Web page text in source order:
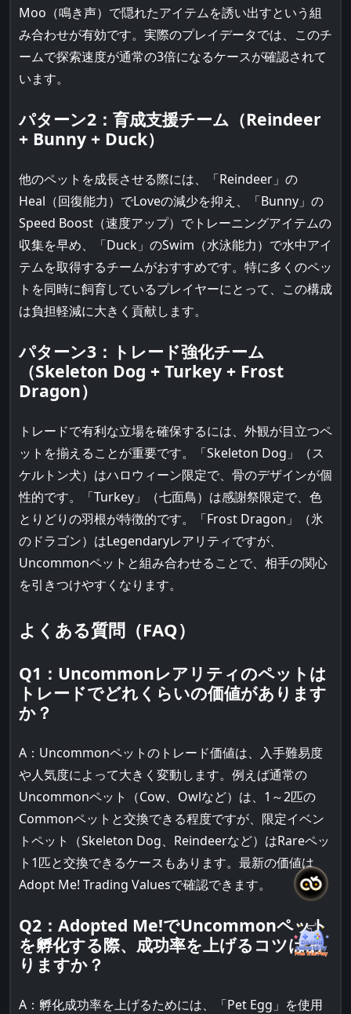
Moo（鳴き声）で隠れたアイテムを誘い出すという組
み合わせが有効です。実際のプレイデータでは、このチ
ームで探索速度が通常の3倍になるケースが確認されて
います。
パターン2：育成支援チーム（Reindeer
+ Bunny + Duck）
他のペットを成長させる際には、「Reindeer」の
Heal（回復能力）でLoveの減少を抑え、「Bunny」の
Speed Boost（速度アップ）でトレーニングアイテムの
収集を早め、「Duck」のSwim（水泳能力）で水中アイ
テムを取得するチームがおすすめです。特に多くのペッ
トを同時に飼育しているプレイヤーにとって、この構成
は負担軽減に大きく貢献します。
パターン3：トレード強化チーム
（Skeleton Dog + Turkey + Frost
Dragon）
トレードで有利な立場を確保するには、外観が目立つペ
ットを揃えることが重要です。「Skeleton Dog」（ス
ケルトン犬）はハロウィーン限定で、骨のデザインが個
性的です。「Turkey」（七面鳥）は感謝祭限定で、色
とりどりの羽根が特徴的です。「Frost Dragon」（氷
のドラゴン）はLegendaryレアリティですが、
Uncommonペットと組み合わせることで、相手の関心
を引きつけやすくなります。
よくある質問（FAQ）
Q1：Uncommonレアリティのペットは
トレードでどれくらいの価値があります
か？
A：Uncommonペットのトレード価値は、入手難易度
や人気度によって大きく変動します。例えば通常の
Uncommonペット（Cow、Owlなど）は、1～2匹の
Commonペットと交換できる程度ですが、限定イベン
トペット（Skeleton Dog、Reindeerなど）はRareペッ
ト1匹と交換できるケースもあります。最新の価値は
Adopt Me! Trading Valuesで確認できます。
Q2：Adopted Me!でUncommonペット
を孵化する際、成功率を上げるコツはあ
りますか？
A：孵化成功率を上げるためには、「Pet Egg」を使用